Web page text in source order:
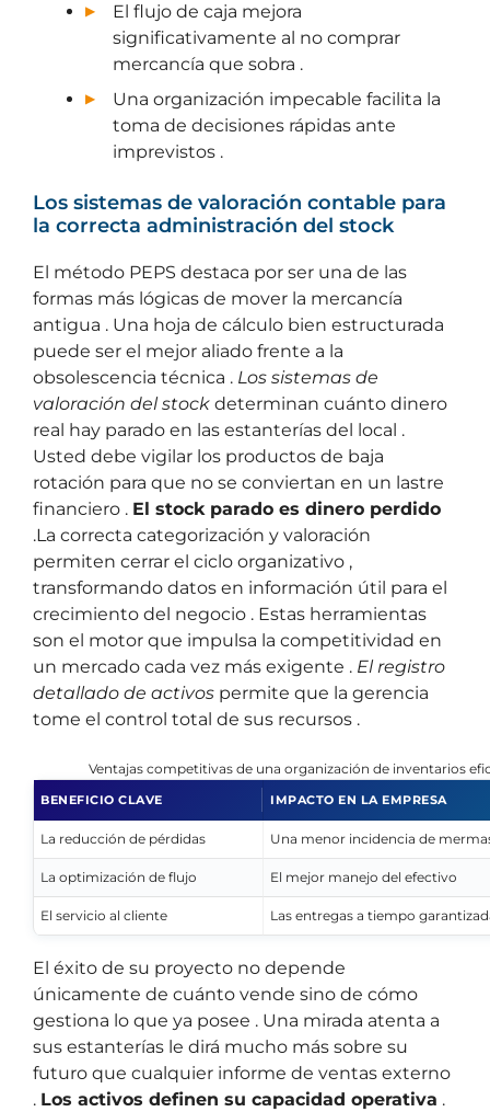
El flujo de caja mejora
significativamente al no comprar
mercancía que sobra .
Una organización impecable facilita la
toma de decisiones rápidas ante
imprevistos .
Los sistemas de valoración contable para
la correcta administración del stock
El método PEPS destaca por ser una de las
formas más lógicas de mover la mercancía
antigua . Una hoja de cálculo bien estructurada
puede ser el mejor aliado frente a la
obsolescencia técnica . Los sistemas de
valoración del stock determinan cuánto dinero
real hay parado en las estanterías del local .
Usted debe vigilar los productos de baja
rotación para que no se conviertan en un lastre
financiero . El stock parado es dinero perdido
.La correcta categorización y valoración
permiten cerrar el ciclo organizativo ,
transformando datos en información útil para el
crecimiento del negocio . Estas herramientas
son el motor que impulsa la competitividad en
un mercado cada vez más exigente . El registro
detallado de activos permite que la gerencia
tome el control total de sus recursos .
Ventajas competitivas de una organización de inventarios
BENEFICIO CLAVE IMPACTO EN LA EMPRESA
La reducción de pérdidas Una menor incidencia de
La optimización de flujo El mejor manejo del efectivo
El servicio al cliente Las entregas a tiempo
El éxito de su proyecto no depende
únicamente de cuánto vende sino de cómo
gestiona lo que ya posee . Una mirada atenta a
sus estanterías le dirá mucho más sobre su
futuro que cualquier informe de ventas externo
. Los activos definen su capacidad operativa .